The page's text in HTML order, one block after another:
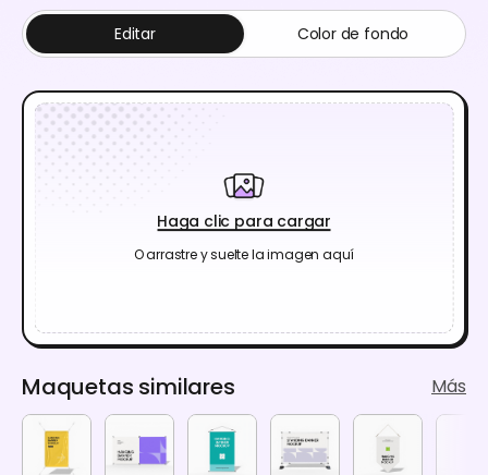
Haga clic para cargar
O arrastre y suelte la imagen aquí
Editar Color de fondo
Maquetas similares Más